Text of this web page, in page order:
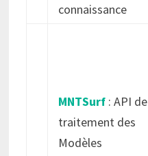
connaissance
MNTSurf: API de
traitement des
Modèles